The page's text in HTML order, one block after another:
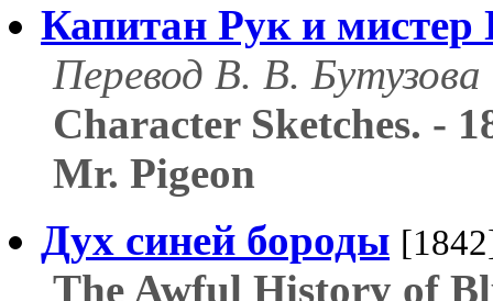
Капитан Рук и
Перевод В. В. Бутузова
Character Sketches. -
Mr. Pigeon
Дух синей бороды
The Awful History of